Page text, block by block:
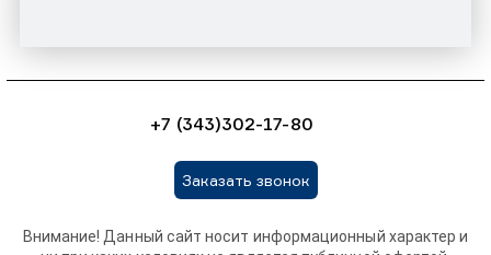
+7 (343)302-17-80
Заказать звонок
Внимание! Данный сайт носит информационный характер и